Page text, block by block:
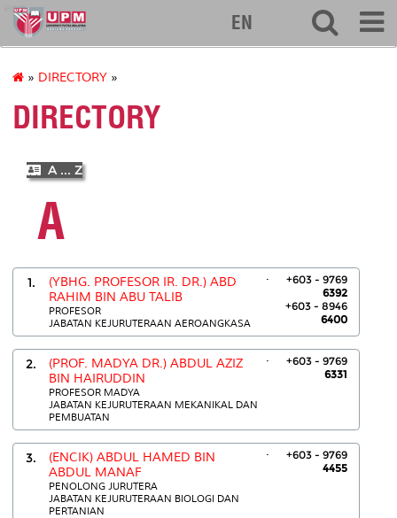
eng
EN
» DIRECTORY »
DIRECTORY
A ... Z
A
1.
(YBHG. PROFESOR IR. DR.) ABD
RAHIM BIN ABU TALIB
PROFESOR
JABATAN KEJURUTERAAN AEROANGKASA
.
+603 - 9769
6392
+603 - 8946
6400
2.
(PROF. MADYA DR.) ABDUL AZIZ
BIN HAIRUDDIN
PROFESOR MADYA
JABATAN KEJURUTERAAN MEKANIKAL DAN
PEMBUATAN
.
+603 - 9769
6331
3.
(ENCIK) ABDUL HAMED BIN
ABDUL MANAF
PENOLONG JURUTERA
JABATAN KEJURUTERAAN BIOLOGI DAN
PERTANIAN
.
+603 - 9769
4455